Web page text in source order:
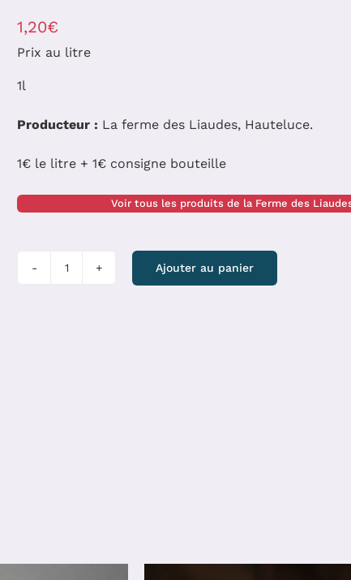
1,20€
Prix au litre
1l
Producteur : La ferme des Liaudes, Hauteluce.
1€ le litre + 1€ consigne bouteille
Voir tous les produits de la Ferme des
quantité
Ajouter au panier